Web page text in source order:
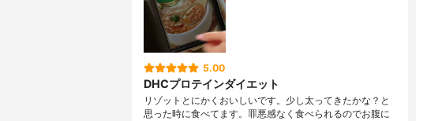
5.00
DHCプロテインダイエット
リゾットとにかくおいしいです。少し太ってきたかな？と
思った時に食べてます。罪悪感なく食べられるのでお腹に